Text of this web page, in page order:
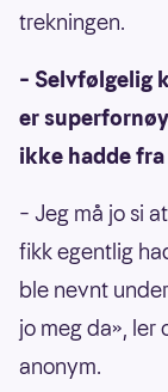
trekningen.
– Selvfølgelig
er
ikke hadde
– Jeg må jo si
fikk egentlig
ble nevnt
jo meg da»,
anonym.